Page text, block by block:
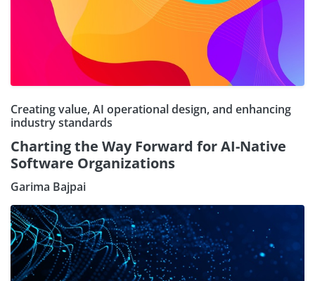
Creating value, AI operational design, and enhancing
industry standards
Charting the Way Forward for AI-Native
Software Organizations
Garima Bajpai